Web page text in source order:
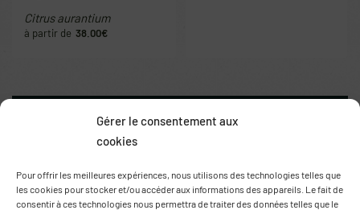
Gérer le consentement aux
cookies
Pour offrir les meilleures expériences, nous utilisons des technologies telles que
les cookies pour stocker et/ou accéder aux informations des appareils. Le fait de
consentir à ces technologies nous permettra de traiter des données telles que le
Citrus aurantium
38.00€